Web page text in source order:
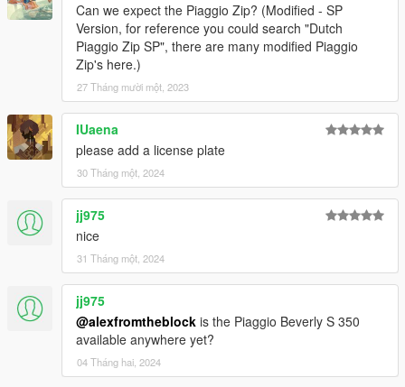
Can we expect the Piaggio Zip? (Modified - SP
Version, for reference you could search "Dutch
Piaggio Zip SP", there are many modified Piaggio
Zip's here.)
27 Tháng mười một, 2023
IUaena
please add a license plate
30 Tháng một, 2024
jj975
nice
31 Tháng một, 2024
jj975
@alexfromtheblock is the Piaggio Beverly S 350
available anywhere yet?
04 Tháng hai, 2024